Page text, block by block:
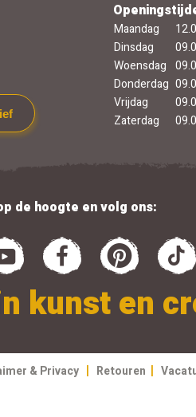
Maandag
Dinsdag
Woensdag
Donderdag
Vrijdag
Zaterdag
de hoogte en volg ons:
kunst en
& Privacy | Retouren |